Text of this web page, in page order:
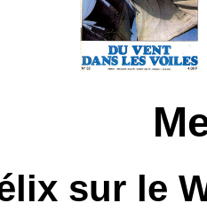
sur le